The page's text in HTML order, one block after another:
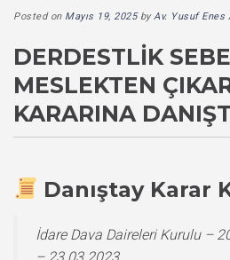
Posted on Mayıs 19, 2025byAv. Yusuf Enes
DERDESTLIK
MESLEKTEN
KARARINA
Danıştay Karar
İdare Dava Daireleri Kurulu –
– 23.03.2023